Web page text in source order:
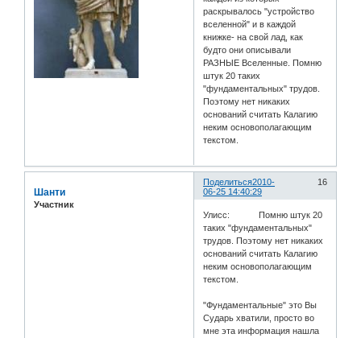
раскрывалось "устройство
вселенной" и в каждой
книжке- на свой лад, как
будто они описывали
РАЗНЫЕ Вселенные. Помню
штук 20 таких
"фундаментальных" трудов.
Поэтому нет никаких
оснований считать Калагию
неким основополагающим
текстом.
Поделиться 16
2010-
06-25 14:40:29
Шанти
Участник
Улисс: Помню штук 20
таких "фундаментальных"
трудов. Поэтому нет никаких
оснований считать Калагию
неким основополагающим
текстом.
"Фундаментальные" это Вы
Сударь хватили, просто во
мне эта информация нашла